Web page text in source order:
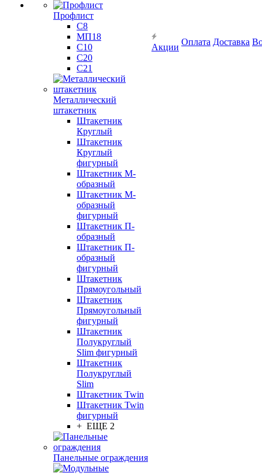
Профлист
С8
МП18
С10
С20
С21
Металлический
штакетник
Штакетник
Круглый
Штакетник
Круглый
фигурный
Штакетник М-
образный
Штакетник М-
образный
фигурный
Штакетник П-
образный
Штакетник П-
образный
фигурный
Штакетник
Прямоугольный
Штакетник
Прямоугольный
фигурный
Штакетник
Полукруглый
Slim фигурный
Штакетник
Полукруглый
Slim
Штакетник Twin
Штакетник Twin
фигурный
+ ЕЩЕ 2
Панельные ограждения
Акции
Оплата Доставка